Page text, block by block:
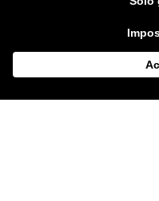
zalando-lounge.lu